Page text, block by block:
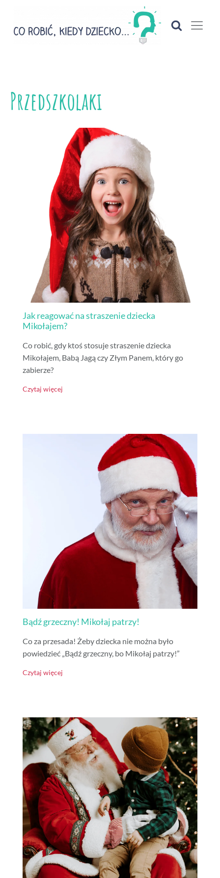
Przedszkolaki
Jak reagować na straszenie dziecka
Mikołajem?
Co robić, gdy ktoś stosuje straszenie dziecka
Mikołajem, Babą Jagą czy Złym Panem, który go
zabierze?
Czytaj więcej
Bądź grzeczny! Mikołaj patrzy!
Co za przesada! Żeby dziecka nie można było
powiedzieć „Bądź grzeczny, bo Mikołaj patrzy!”
Czytaj więcej